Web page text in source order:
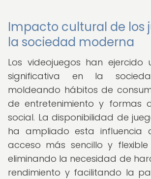
Impacto cultural de los
la sociedad moderna
Los videojuegos han ejercido
significativa en la
moldeando hábitos de
de entretenimiento y formas
social. La disponibilidad de
ha ampliado esta influencia
acceso más sencillo y
eliminando la necesidad de
rendimiento y facilitando la